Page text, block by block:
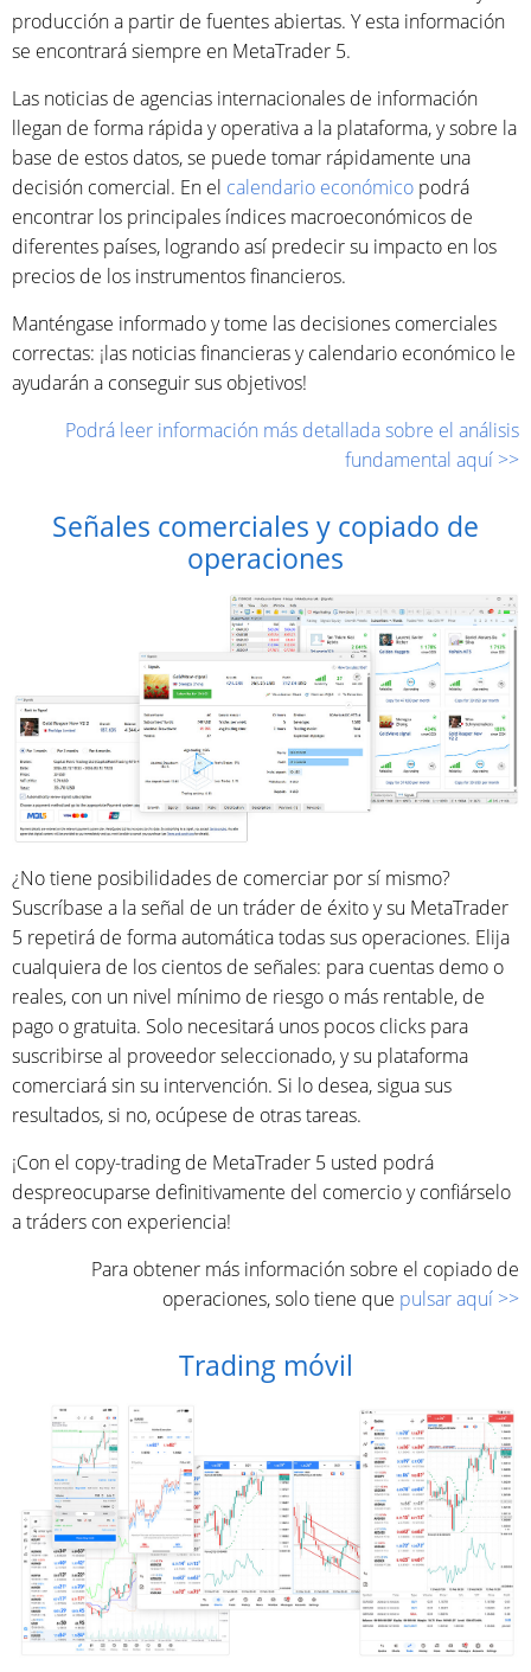
producción a partir de fuentes abiertas. Y esta información
se encontrará siempre en MetaTrader 5.
Las noticias de agencias internacionales de información
llegan de forma rápida y operativa a la plataforma, y ​​sobre la
base de estos datos, se puede tomar rápidamente una
decisión comercial. En el calendario económico podrá
encontrar los principales índices macroeconómicos de
diferentes países, logrando así predecir su impacto en los
precios de los instrumentos financieros.
Manténgase informado y tome las decisiones comerciales
correctas: ¡las noticias financieras y calendario económico le
ayudarán a conseguir sus objetivos!
Podrá leer información más detallada sobre el análisis
fundamental aquí >>
Señales comerciales y copiado de
operaciones
¿No tiene posibilidades de comerciar por sí mismo?
Suscríbase a la señal de un tráder de éxito y su MetaTrader
5 repetirá de forma automática todas sus operaciones. Elija
cualquiera de los cientos de señales: para cuentas demo o
reales, con un nivel mínimo de riesgo o más rentable, de
pago o gratuita. Solo necesitará unos pocos clicks para
suscribirse al proveedor seleccionado, y su plataforma
comerciará sin su intervención. Si lo desea, sigua sus
resultados, si no, ocúpese de otras tareas.
¡Con el copy-trading de MetaTrader 5 usted podrá
despreocuparse definitivamente del comercio y confiárselo
a tráders con experiencia!
Para obtener más información sobre el copiado de
operaciones, solo tiene que pulsar aquí >>
Trading móvil